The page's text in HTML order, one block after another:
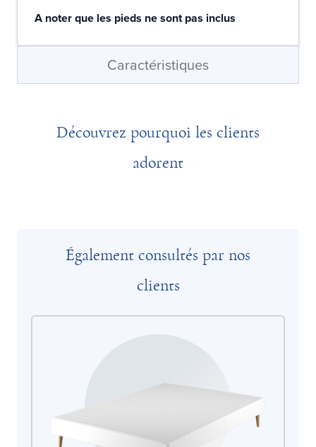
A noter que les pieds ne sont pas inclus
Caractéristiques
Découvrez pourquoi les clients
adorent
Également consultés par nos
clients